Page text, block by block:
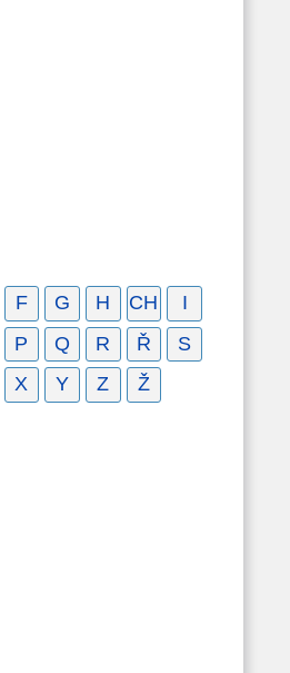
F G H CH
I
P Q R Ř
S
X Y Z Ž